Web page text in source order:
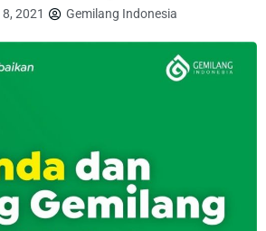
2021 Gemilang Indonesia